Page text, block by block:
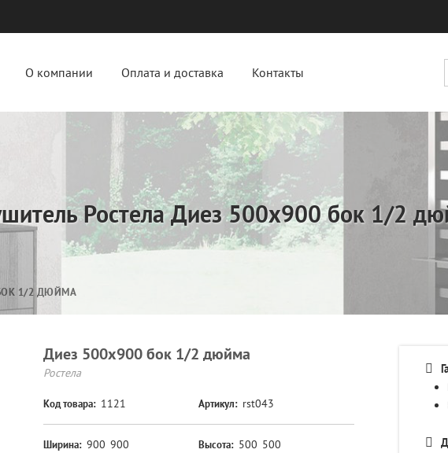
О компании Оплата и доставка Контакты
Ростела Диез 500х900 бок 1/2
1/2 ДЮЙМА
Диез 500х900 бок 1/2 дюйма
Ростела
Код товара: 1121 Артикул: rst043
Ширина: 900 900 Высота: 500 500